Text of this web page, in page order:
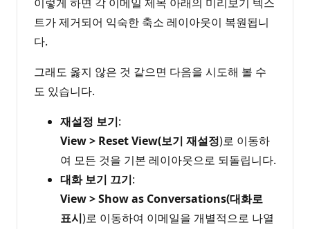
이렇게 하면 각 이메일 제목 아래의 미리보기 텍스
트가 제거되어 익숙한 축소 레이아웃이 복원됩니
다.
그래도 옳지 않은 것 같으면 다음을 시도해 볼 수
도 있습니다.
재설정 보기:
View > Reset View(보기 재설정)로 이동하
여 모든 것을 기본 레이아웃으로 되돌립니다.
대화 보기 끄기:
View > Show as Conversations(대화로
표시)로 이동하여 이메일을 개별적으로 나열